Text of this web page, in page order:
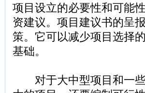
项目设立的必要性和可能
资建议。项目建议书的呈
策。它可以减少项目选择
基础。
对于大中型项目和一些